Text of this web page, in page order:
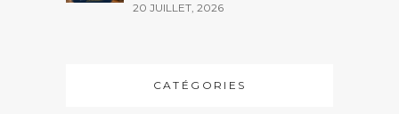
20 JUILLET, 2026
CATÉGORIES